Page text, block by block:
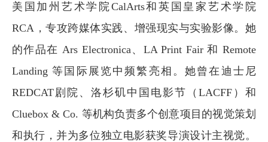
美国加州艺术学院CalArts和英国皇家艺术学院
RCA，专攻跨媒体实践、增强现实与实验影像。她
的作品在 Ars Electronica、LA Print Fair 和 Remote
Landing 等国际展览中频繁亮相。她曾在迪士尼
REDCAT剧院、洛杉矶中国电影节（LACFF）和
Cluebox & Co. 等机构负责多个创意项目的视觉策划
和执行，并为多位独立电影获奖导演设计主视觉。